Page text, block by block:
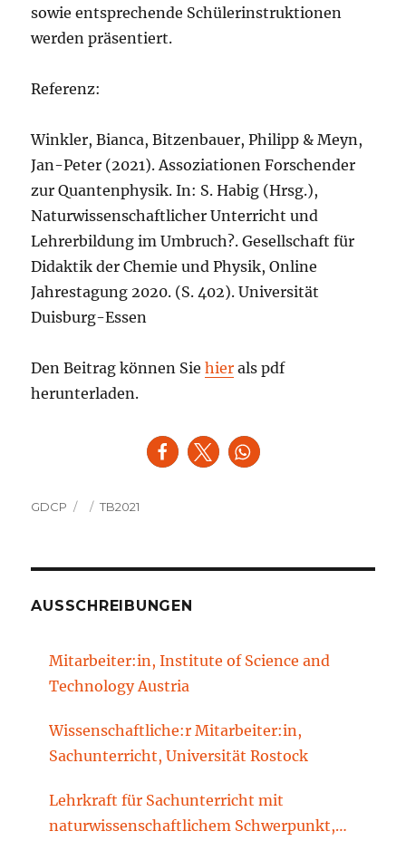
sowie entsprechende Schülerinstruktionen
werden präsentiert.
Referenz:
Winkler, Bianca, Bitzenbauer, Philipp & Meyn,
Jan-Peter (2021). Assoziationen Forschender
zur Quantenphysik. In: S. Habig (Hrsg.),
Naturwissenschaftlicher Unterricht und
Lehrerbildung im Umbruch?. Gesellschaft für
Didaktik der Chemie und Physik, Online
Jahrestagung 2020. (S. 402). Universität
Duisburg-Essen
Den Beitrag können Siehier als pdf
herunterladen.
Autor
GDCP
Veröffentlicht
Kategorien
TB2021
AUSSCHREIBUNGEN
Mitarbeiter:in, Institute of Science and
Technology Austria
Wissenschaftliche:r Mitarbeiter:in,
Sachunterricht, Universität Rostock
Lehrkraft für Sachunterricht mit
naturwissenschaftlichem Schwerpunkt,